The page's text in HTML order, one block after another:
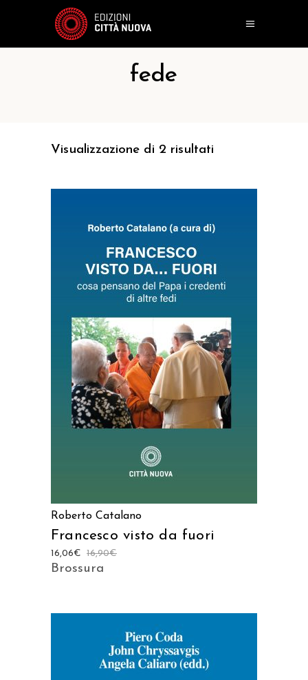
fede
Visualizzazione di 2 risultati
AGGIUNGI AL CARRELLO
Roberto Catalano
Francesco visto da fuori
16,90€
16,06€
Brossura